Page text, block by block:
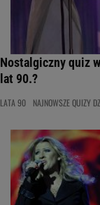
Nostalgiczny quiz
lat 90.?
LATA 90 NAJNOWSZE QUIZY